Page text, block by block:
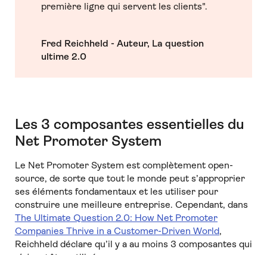
première ligne qui servent les clients".
Fred Reichheld - Auteur, La question
ultime 2.0
Les 3 composantes essentielles du
Net Promoter System
Le Net Promoter System est complètement open-
source, de sorte que tout le monde peut s’approprier
ses éléments fondamentaux et les utiliser pour
construire une meilleure entreprise. Cependant, dans
The Ultimate Question 2.0: How Net Promoter
Companies Thrive in a Customer-Driven World,
Reichheld déclare qu’il y a au moins 3 composantes qui